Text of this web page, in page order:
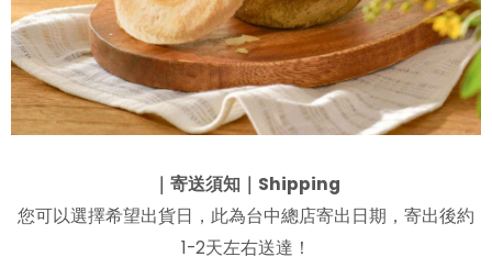
｜寄送須知｜Shipping
您可以選擇希望出貨日，此為台中總店寄出日期，寄出後約
1-2天左右送達！